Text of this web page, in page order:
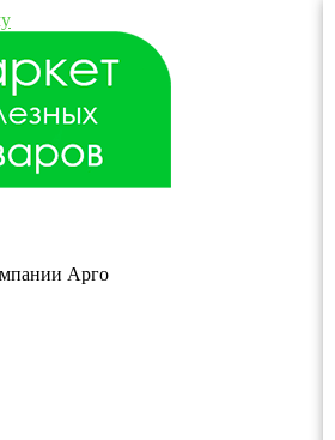
Арго